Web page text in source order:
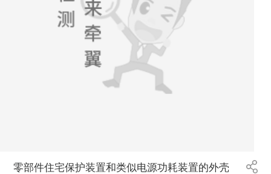
零部件住宅保护装置和类似电源功耗装置的外壳